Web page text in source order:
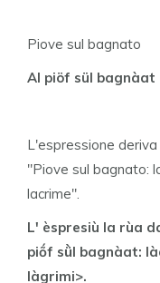
Piove sul bagnato
Al piöf sül bagnàat
L'espressione deriva
"Piove sul bagnato:
lacrime".
L' èspresiù la rùa
piṍf sǜl bagnàat:
làgrimi>.